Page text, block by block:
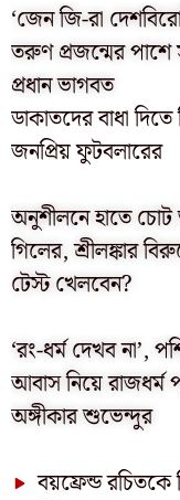
‘জেন জি-রা
তরুণ প্রজন্মের
প্রধান ভাগবত
ডাকাতদের বাধা
জনপ্রিয় ফুটবলারের
অনুশীলনে হাতে
গিলের, শ্রীলঙ্কার
টেস্ট খেলবেন?
‘রং-ধর্ম দেখব না’,
আবাস নিয়ে রাজধর্ম
অঙ্গীকার শুভেন্দুর
বয়ফ্রেন্ড রচিতকে